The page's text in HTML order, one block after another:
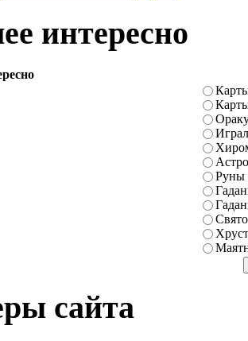
интересно
Руны
сайта